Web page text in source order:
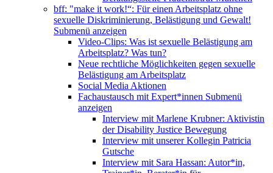
bff: "make it work!“: Für einen Arbeitsplatz ohne
sexuelle Diskriminierung, Belästigung und Gewalt!
Submenü anzeigen
Video-Clips: Was ist sexuelle Belästigung am
Arbeitsplatz? Was tun?
Neue rechtliche Möglichkeiten gegen sexuelle
Belästigung am Arbeitsplatz
Social Media Aktionen
Fachaustausch mit Expert*innen Submenü
anzeigen
Interview mit Marlene Krubner: Aktivistin
der Disability Justice Bewegung
Interview mit unserer Kollegin Patricia
Gutsche
Interview mit Sara Hassan: Autor*in,